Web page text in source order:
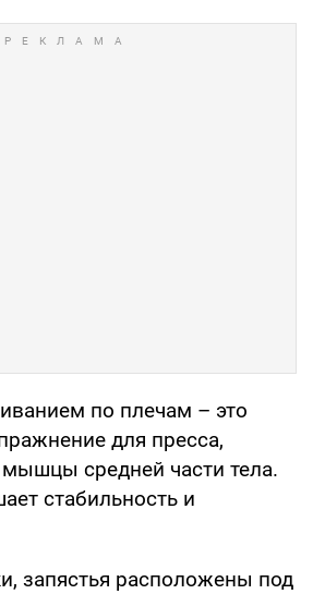
по плечам – это
для пресса,
средней части тела.
стабильность и
запястья расположены под